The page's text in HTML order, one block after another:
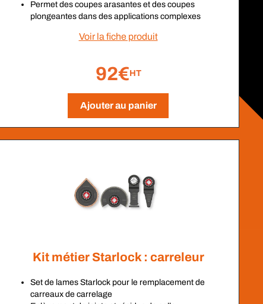
Permet des coupes arasantes et des coupes
plongeantes dans des applications complexes
Voir la fiche produit
92€HT
Ajouter au panier
Kit métier Starlock : carreleur
Set de lames Starlock pour le remplacement de
carreaux de carrelage